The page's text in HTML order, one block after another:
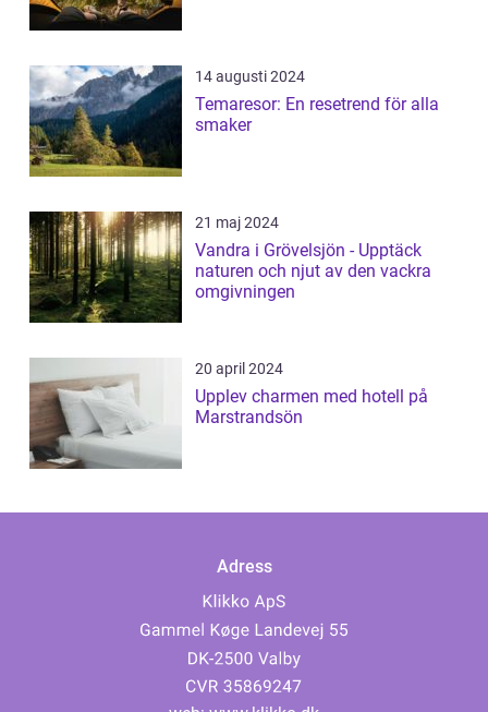
14 augusti 2024
Temaresor: En resetrend för alla
smaker
21 maj 2024
Vandra i Grövelsjön - Upptäck
naturen och njut av den vackra
omgivningen
20 april 2024
Upplev charmen med hotell på
Marstrandsön
Adress